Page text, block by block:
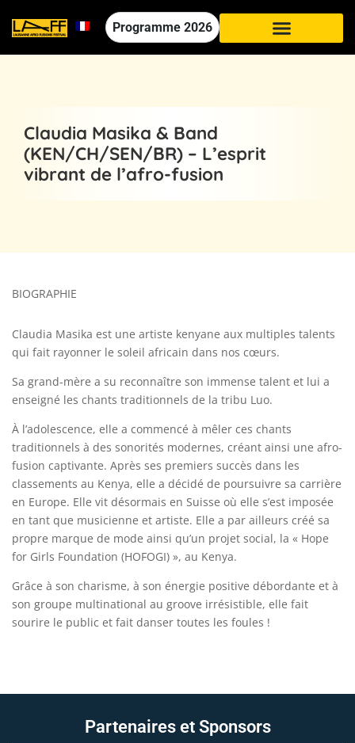
Programme 2026
Claudia Masika & Band
(KEN/CH/SEN/BR) – L’esprit
vibrant de l’afro-fusion
BIOGRAPHIE
Claudia Masika est une artiste kenyane aux multiples talents
qui fait rayonner le soleil africain dans nos cœurs.
Sa grand-mère a su reconnaître son immense talent et lui a
enseigné les chants traditionnels de la tribu Luo.
À l’adolescence, elle a commencé à mêler ces chants
traditionnels à des sonorités modernes, créant ainsi une afro-
fusion captivante. Après ses premiers succès dans les
classements au Kenya, elle a décidé de poursuivre sa carrière
en Europe. Elle vit désormais en Suisse où elle s’est imposée
en tant que musicienne et artiste. Elle a par ailleurs créé sa
propre marque de mode ainsi qu’un projet social, la « Hope
for Girls Foundation (HOFOGI) », au Kenya.
Grâce à son charisme, à son énergie positive débordante et à
son groupe multinational au groove irrésistible, elle fait
sourire le public et fait danser toutes les foules !
Partenaires et Sponsors